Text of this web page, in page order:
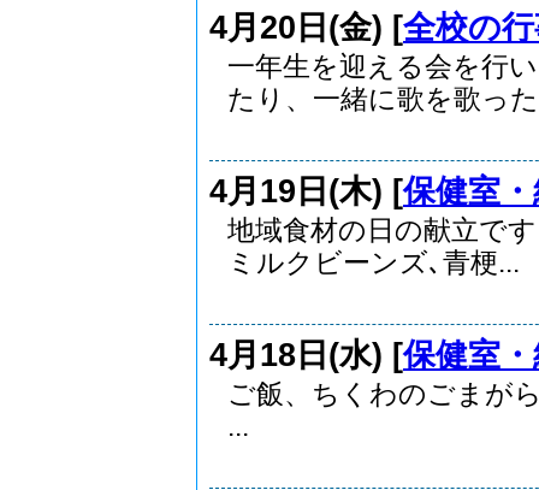
4月20日(金) [全校の
一年生を迎える会を行
たり、一緒に歌を歌っ
4月19日(木) [保健室
地域食材の日の献立で
ミルクビーンズ､青梗...
4月18日(水) [保健室
ご飯、ちくわのごま
...